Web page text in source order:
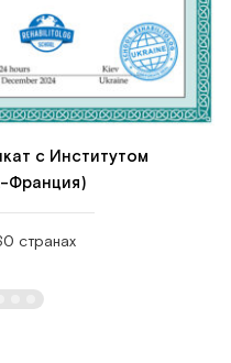
с Институтом
Франция)
странах